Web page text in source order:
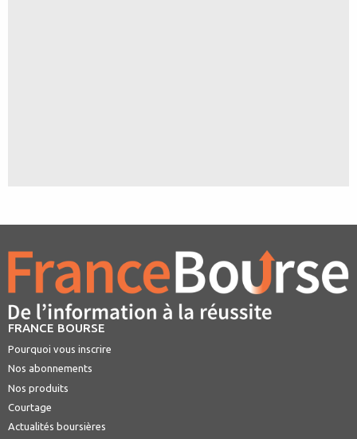
FRANCE BOURSE
Pourquoi vous inscrire
Nos abonnements
Nos produits
Courtage
Actualités boursières